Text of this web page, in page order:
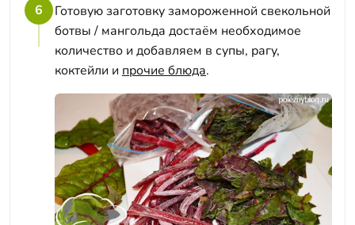
6
Готовую заготовку замороженной свекольной
ботвы / мангольда достаём необходимое
количество и добавляем в супы, рагу,
коктейли и прочие блюда.